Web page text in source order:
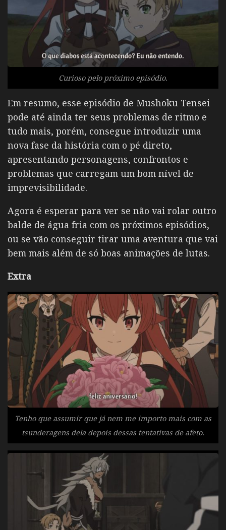
Curioso pelo próximo episódio.
Em resumo, esse episódio de Mushoku Tensei
pode até ainda ter seus problemas de ritmo e
tudo mais, porém, consegue introduzir uma
nova fase da história com o pé direto,
apresentando personagens, confrontos e
problemas que carregam um bom nível de
imprevisibilidade.
Agora é esperar para ver se não vai rolar outro
balde de água fria com os próximos episódios,
ou se vão conseguir tirar uma aventura que vai
bem mais além de só boas animações de lutas.
Extra
Tenho que assumir que já nem me importo mais com as
tsunderagens dela depois dessas tentativas de afeto.